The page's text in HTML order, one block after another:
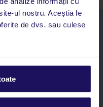
ul nostru. Aceștia le
de dvs. sau culese